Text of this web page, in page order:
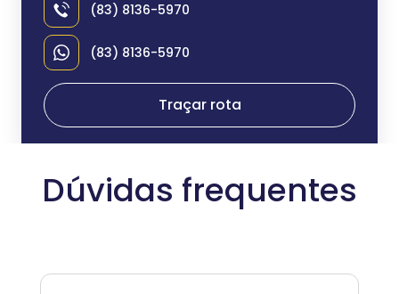
(83) 8136-5970
(83) 8136-5970
Traçar rota
Dúvidas frequentes